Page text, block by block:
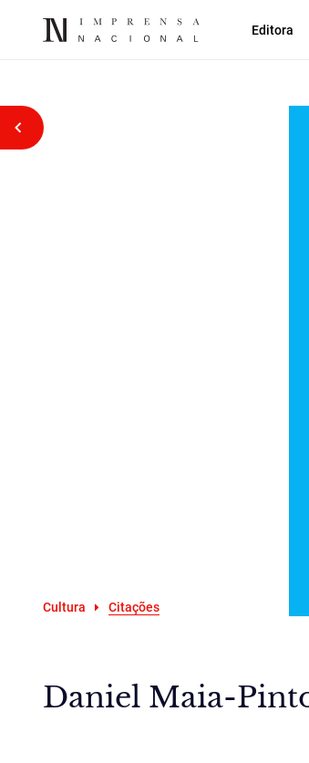
Editora
Voltar atrás
Cultura Citações
Daniel Maia-